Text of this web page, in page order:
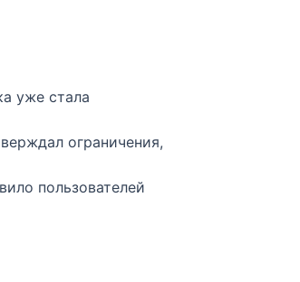
уже стала
ограничения,
пользователей